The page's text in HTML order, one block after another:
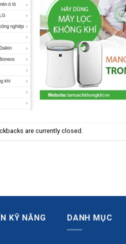
are currently closed.
KỸ NĂNG DANH MỤC